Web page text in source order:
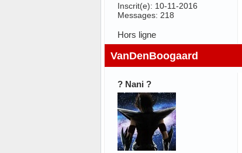
Inscrit(e): 10-11-2016
Messages: 218
Hors ligne
VanDenBoogaard
? Nani ?